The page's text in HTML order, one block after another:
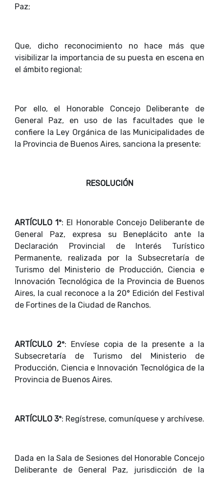
Paz;
Que, dicho reconocimiento no hace más que
visibilizar la importancia de su puesta en escena en
el ámbito regional;
Por ello, el Honorable Concejo Deliberante de
General Paz, en uso de las facultades que le
confiere la Ley Orgánica de las Municipalidades de
la Provincia de Buenos Aires, sanciona la presente:
RESOLUCIÓN
ARTÍCULO 1º: El Honorable Concejo Deliberante de
General Paz, expresa su Beneplácito ante la
Declaración Provincial de Interés Turístico
Permanente, realizada por la Subsecretaría de
Turismo del Ministerio de Producción, Ciencia e
Innovación Tecnológica de la Provincia de Buenos
Aires, la cual reconoce a la 20° Edición del Festival
de Fortines de la Ciudad de Ranchos.
ARTÍCULO 2º: Envíese copia de la presente a la
Subsecretaría de Turismo del Ministerio de
Producción, Ciencia e Innovación Tecnológica de la
Provincia de Buenos Aires.
ARTÍCULO 3º: Regístrese, comuníquese y archívese.
Dada en la Sala de Sesiones del Honorable Concejo
Deliberante de General Paz, jurisdicción de la